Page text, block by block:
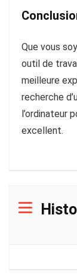
Que vous
outil de
meilleure
recherche
l’ordinateur
excellent.